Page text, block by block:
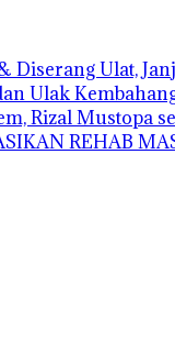
Ulat,
Ulak
Rizal Mustopa
REHAB